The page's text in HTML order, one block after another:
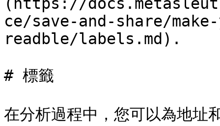
ce/save-and-share/
readble/labels.md).
# 標籤
在分析過程中，您可以為地址